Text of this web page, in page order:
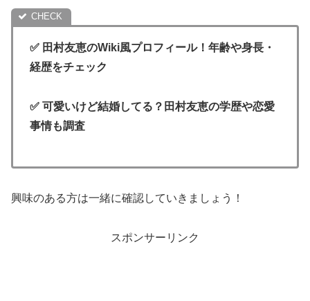
✅ 田村友恵のWiki風プロフィール！年齢や身長・
経歴をチェック
✅ 可愛いけど結婚してる？田村友恵の学歴や恋愛
事情も調査
興味のある方は一緒に確認していきましょう！
スポンサーリンク